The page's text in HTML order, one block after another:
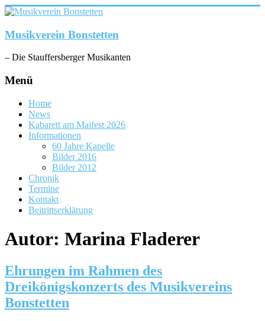
Zum
springen
Musikverein Bonstetten
– Die Stauffersberger Musikanten
Menü
Home
News
Kabarett am Maifest 2026
Informationen
60 Jahre Kapelle
Bilder 2016
Bilder 2012
Chronik
Termine
Kontakt
Beitrittserklärung
Autor: Marina Fladerer
Ehrungen im Rahmen des
Dreikönigskonzerts des Musikvereins
Bonstetten